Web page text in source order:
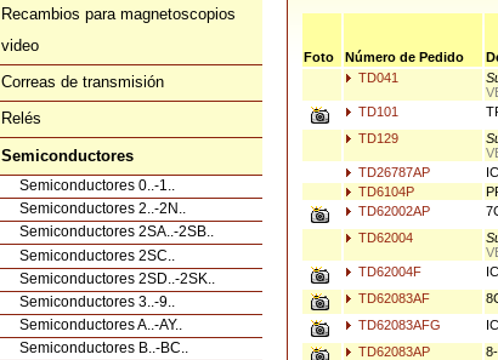
Recambios para magnetoscopios
video
Correas de transmisión
Relés
Semiconductores
Semiconductores 0..-1..
Semiconductores 2..-2N..
Semiconductores 2SA..-2SB..
Semiconductores 2SC..
Semiconductores 2SD..-2SK..
Semiconductores 3..-9..
Semiconductores A..-AY..
Semiconductores B..-BC..
Foto Número de Pedido
TD041
TD101
TD129
TD26787AP
TD6104P
TD62002AP
TD62004
TD62004F
TD62083AF
TD62083AFG
IC
TD62083AP